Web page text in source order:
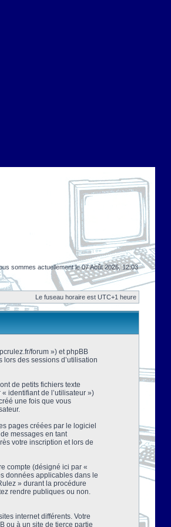
sommes actuellement le 07 Août 2026, 12:03
Le fuseau horaire est UTC+1 heure
forum ») et phpBB
des sessions d’utilisation
de petits fichiers texte
identifiant de l’utilisateur »)
une fois que vous
pages créées par le logiciel
messages en tant
votre inscription et lors de
compte (désigné ici par «
données applicables dans le
» durant la procédure
rendre publiques ou non.
internet différents. Votre
ou à un site de tierce partie